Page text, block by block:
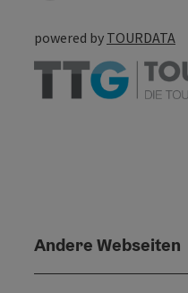
powered by TOURDATA
Andere Webseiten